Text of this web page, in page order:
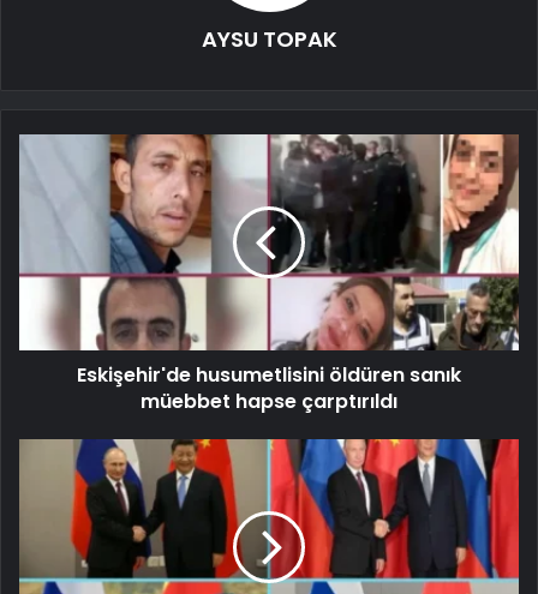
AYSU TOPAK
Eskişehir'de husumetlisini öldüren sanık
müebbet hapse çarptırıldı